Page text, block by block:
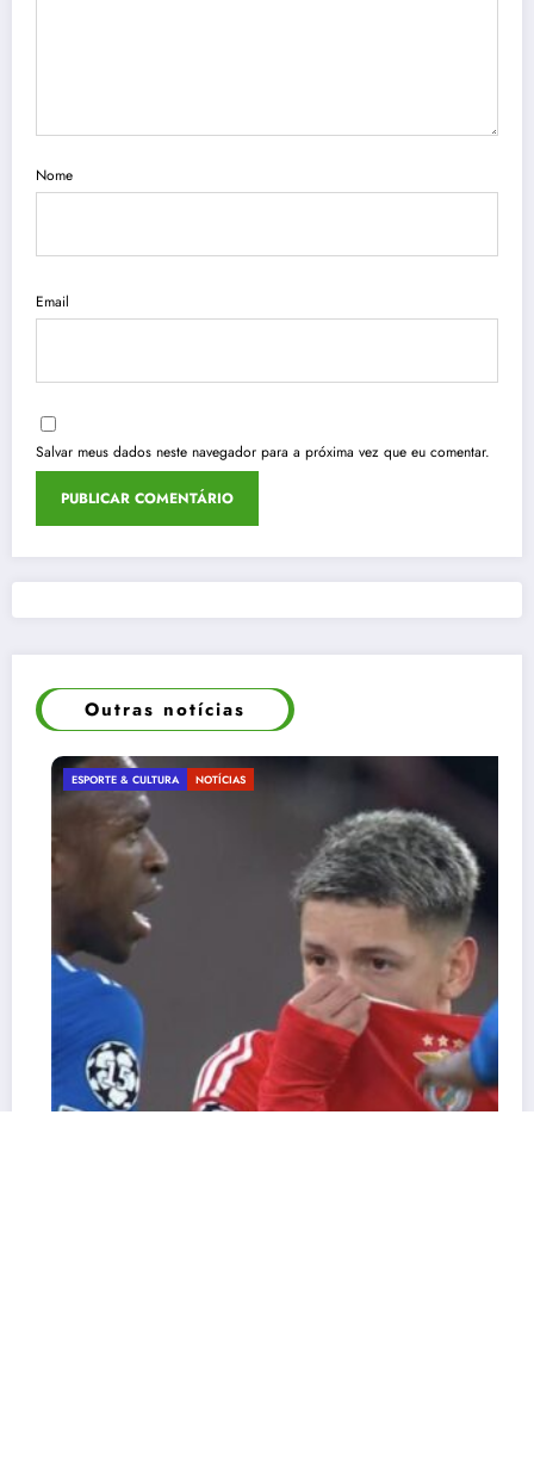
Nome
Email
Salvar meus dados neste navegador para a próxima vez que eu comentar.
Outras notícias
ESPORTE & CULTURA NOTÍCIAS